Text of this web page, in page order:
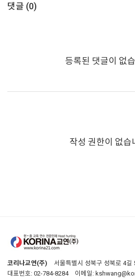
댓글 (0)
등록된 댓글이 없
작성 권한이 없습
코리나교연(주)
서울특별시 성북구 성북로 4길
대표번호: 02-784-8284
이메일: